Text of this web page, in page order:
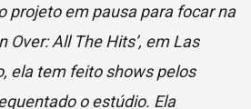
projeto em pausa para focar na
Over: All The Hits’, em Las
ela tem feito shows pelos
o estúdio. Ela